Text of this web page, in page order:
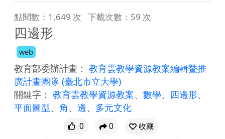
點閱數：1,649 次 下載次數：59 次
四邊形
web
教育部委辦計畫： 教育雲教學資源教案編輯暨推
廣計畫團隊 (臺北市立大學)
關鍵字： 教育雲教學資源教案、 數學、 四邊形、
平面圖型、 角 、 邊、 多元文化
0 0
收藏